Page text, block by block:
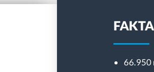
FAKTA
66.950